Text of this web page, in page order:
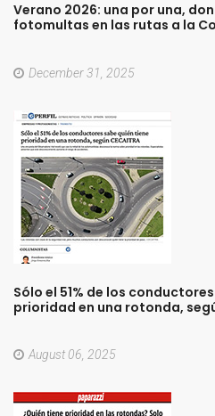
Verano 2026: una por una,
fotomultas en las rutas a la
December 31, 2025
Sólo el 51% de los conductores
prioridad en una rotonda,
August 06, 2025